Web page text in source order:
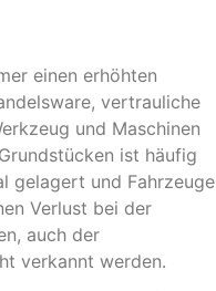
einen erhöhten
vertrauliche
und Maschinen
ist häufig
gelagert und Fahrzeuge
Verlust bei der
auch der
verkannt werden.